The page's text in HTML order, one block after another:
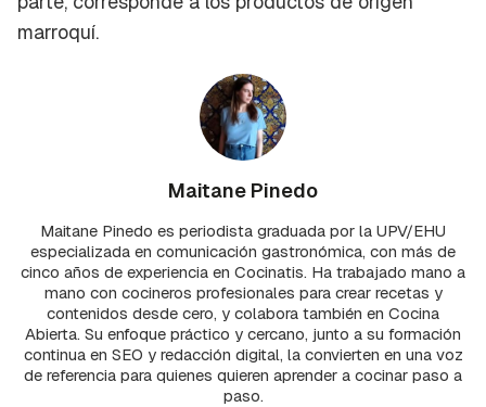
marroquí.
Maitane Pinedo
Maitane Pinedo es periodista graduada por la UPV/EHU
especializada en comunicación gastronómica, con más de
cinco años de experiencia en Cocinatis. Ha trabajado mano a
mano con cocineros profesionales para crear recetas y
contenidos desde cero, y colabora también en Cocina
Abierta. Su enfoque práctico y cercano, junto a su formación
continua en SEO y redacción digital, la convierten en una voz
de referencia para quienes quieren aprender a cocinar paso a
paso.